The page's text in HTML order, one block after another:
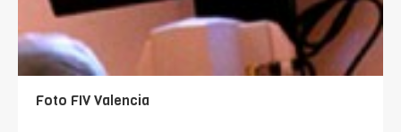
Foto FIV Valencia